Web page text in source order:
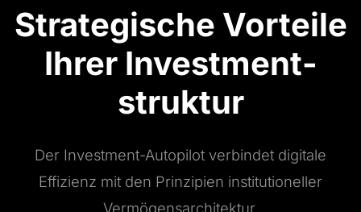
Strategische Vorteile
Ihrer Investment­
struktur
Der Investment-Autopilot verbindet digitale
Effizienz mit den Prinzipien institutioneller
Vermögensarchitektur.